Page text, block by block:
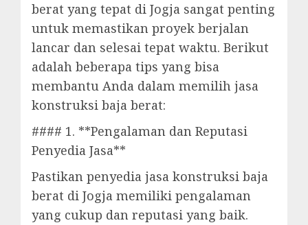
berat yang tepat di Jogja sangat penting
untuk memastikan proyek berjalan
lancar dan selesai tepat waktu. Berikut
adalah beberapa tips yang bisa
membantu Anda dalam memilih jasa
konstruksi baja berat:
#### 1. **Pengalaman dan Reputasi
Penyedia Jasa**
Pastikan penyedia jasa konstruksi baja
berat di Jogja memiliki pengalaman
yang cukup dan reputasi yang baik.